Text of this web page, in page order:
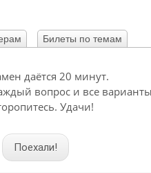
Билеты по темам
даётся 20 минут.
вопрос и все
Удачи!
Поехали!